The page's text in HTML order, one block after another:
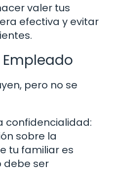
valer tus
efectiva y evitar
pero no se
confidencialidad:
sobre la
tu familiar es
debe ser